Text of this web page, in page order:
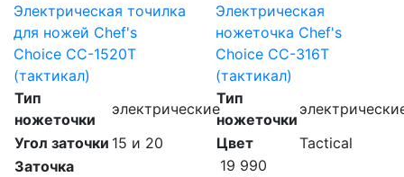
Электрическая точилка
для ножей Chef's
Choice CC-1520T
(тактикал)
Тип
ножеточки
электрические
Угол заточки 15 и 20
Заточка
Электрическая
ножеточка Chef's
Choice CC-316T
(тактикал)
Тип
ножеточки
Цвет
Tactical
19 990